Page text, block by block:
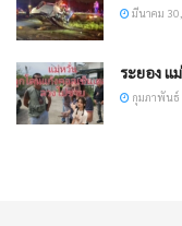
มีนาคม
ระยอง แ
กุมภาพันธ์